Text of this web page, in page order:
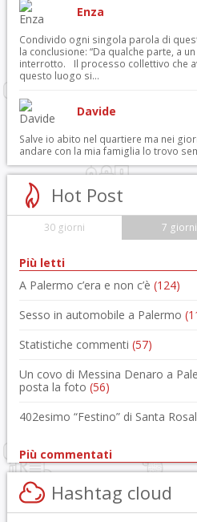
Enza
Condivido ogni singola parola di
la conclusione: “Da qualche parte, a
interrotto. Il processo collettivo che
questo luogo si...
Davide
Salve io abito nel quartiere ma nei
andare con la mia famiglia lo trovo
Hot Post
30 giorni 7 giorni
Più letti
A Palermo c’era e non c’è (124)
Sesso in automobile a Palermo
Statistiche commenti (57)
Un covo di Messina Denaro a
posta la foto (56)
402esimo “Festino” di Santa
Più commentati
Hashtag cloud